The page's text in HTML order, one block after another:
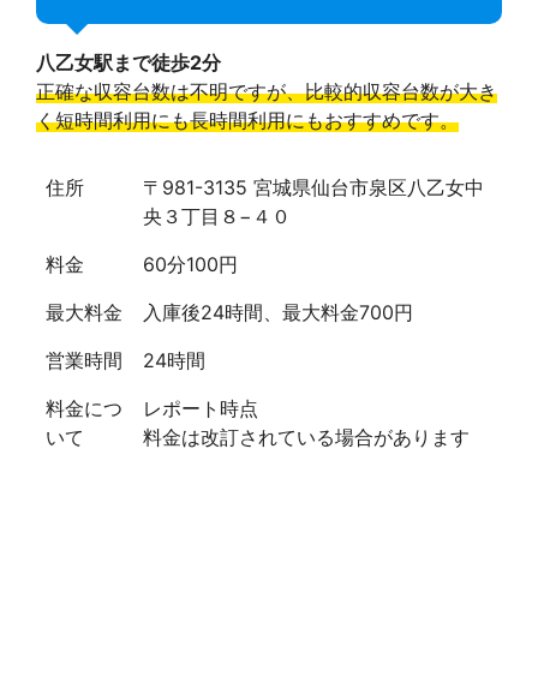
八乙女駅まで徒歩2分
正確な収容台数は不明ですが、比較的収容台数が大き
く短時間利用にも長時間利用にもおすすめです。
住所
〒981-3135 宮城県仙台市泉区八乙女中
央３丁目８−４０
料金
60分100円
最大料金
入庫後24時間、最大料金700円
営業時間
24時間
料金につ
いて
レポート時点
料金は改訂されている場合があります